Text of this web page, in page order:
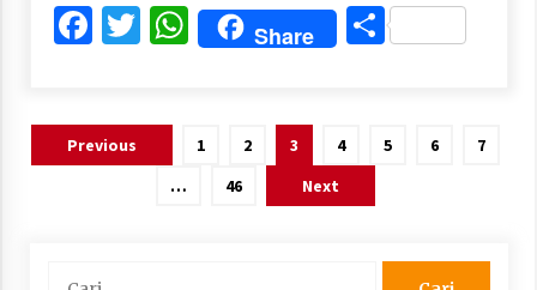
Facebook
Twitter
WhatsApp
Share Share
Paginasi
Previous 1 2 3 4 5 6
7
…
46 Next